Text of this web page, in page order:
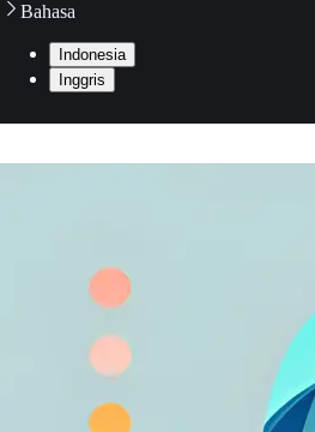
Bahasa
Indonesia
Inggris